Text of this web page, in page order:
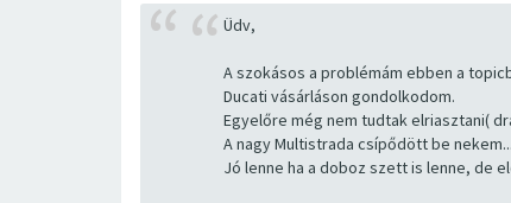
Üdv,
A szokásos a problémám ebben a
Ducati vásárláson gondolkodom.
Egyelőre még nem tudtak elriasztani(
A nagy Multistrada csípődött be
Jó lenne ha a doboz szett is lenne, de